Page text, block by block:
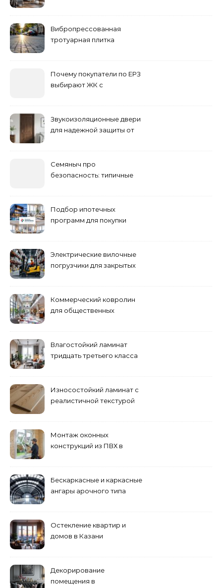
Вибропрессованная
тротуарная плитка
Почему покупатели по ЕРЗ
выбирают ЖК с
Звукоизоляционные двери
для надежной защиты от
Семяныч про
безопасность: типичные
Подбор ипотечных
программ для покупки
Электрические вилочные
погрузчики для закрытых
Коммерческий ковролин
для общественных
Влагостойкий ламинат
тридцать третьего класса
Износостойкий ламинат с
реалистичной текстурой
Монтаж оконных
конструкций из ПВХ в
Бескаркасные и каркасные
ангары арочного типа
Остекление квартир и
домов в Казани
Декорирование
помещения в